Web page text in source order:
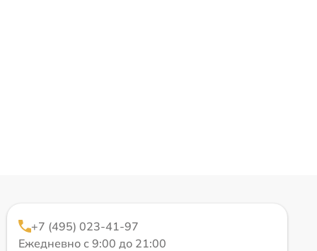
+7 (495) 023-41-97
Ежедневно с 9:00 до 21:00